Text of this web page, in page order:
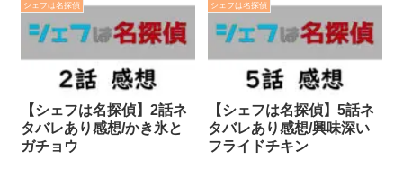
シェフは名探偵
【シェフは名探偵】2話ネ
タバレあり感想/かき氷と
ガチョウ
シェフは名探偵
【シェフは名探偵】5話ネ
タバレあり感想/興味深い
フライドチキン